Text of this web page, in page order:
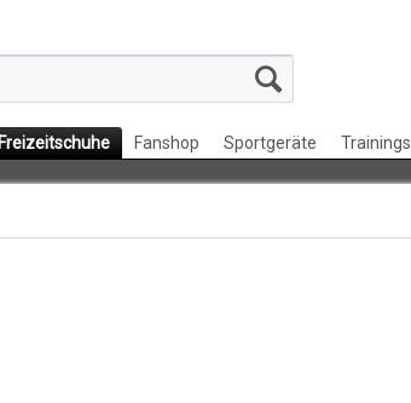
Fanshop Sportgeräte